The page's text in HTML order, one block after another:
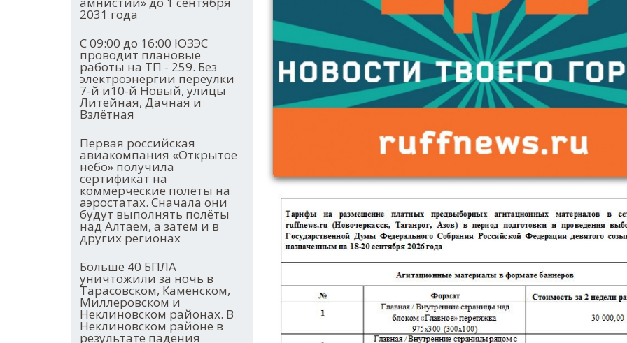
2031 года
С 09:00 до 16:00 ЮЗЭС
проводит плановые
работы на ТП - 259. Без
электроэнергии переулки
7-й и10-й Новый, улицы
Литейная, Дачная и
Взлётная
Первая российская
авиакомпания «Открытое
небо» получила
сертификат на
коммерческие полёты на
аэростатах. Сначала они
будут выполнять полёты
над Алтаем, а затем и в
других регионах
Больше 40 БПЛА
уничтожили за ночь в
Тарасовском, Каменском,
Миллеровском и
Неклиновском районах. В
Неклиновском районе в
результате падения